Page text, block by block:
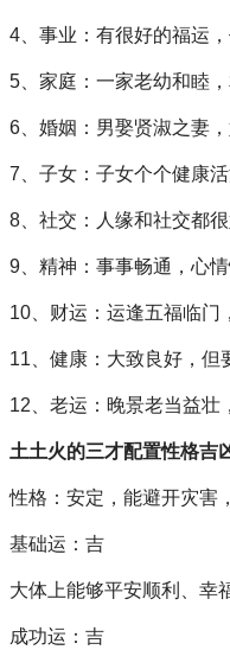
4、事业：有很好的福运
5、家庭：一家老幼和睦
6、婚姻：男娶贤淑之妻
7、子女：子女个个健康
8、社交：人缘和社交都
9、精神：事事畅通，心
10、财运：运逢五福临门
11、健康：大致良好，但
12、老运：晚景老当益壮
土土火的三才配置性格吉
性格：安定，能避开灾
基础运：吉
大体上能够平安顺利、幸
成功运：吉